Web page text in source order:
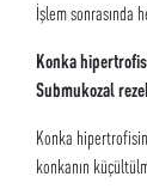
İşlem sonrasında
Konka
Submukozal
Konka
konkanın